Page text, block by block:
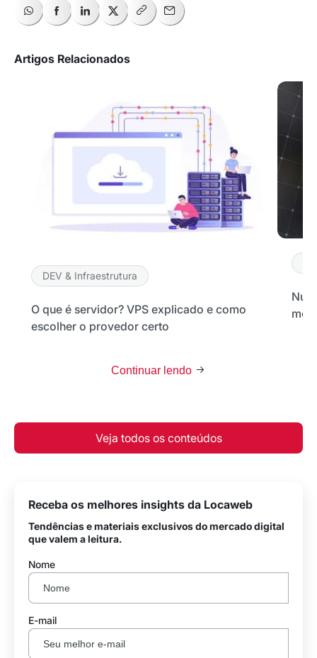
Artigos Relacionados
DEV & Infraestrutura
O que é servidor? VPS explicado e como
escolher o provedor certo
Continuar lendo
Veja todos os conteúdos
Receba os melhores insights da Locaweb
Tendências e materiais exclusivos do mercado digital
que valem a leitura.
Nome
E-mail